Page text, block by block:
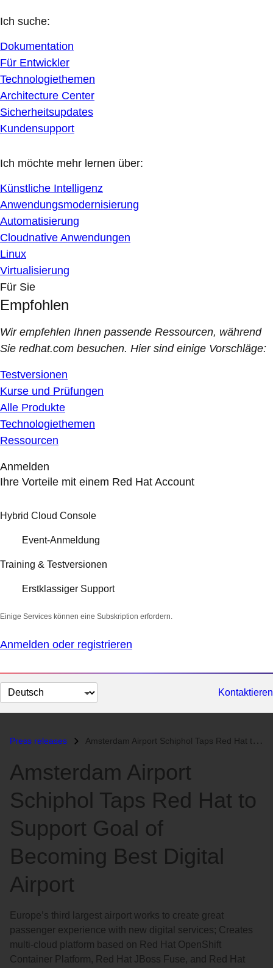
Ich suche:
Dokumentation
Für Entwickler
Technologiethemen
Architecture Center
Sicherheitsupdates
Kundensupport
Ich möchte mehr lernen über:
Künstliche Intelligenz
Anwendungsmodernisierung
Automatisierung
Cloudnative Anwendungen
Linux
Virtualisierung
Für Sie
Empfohlen
Wir empfehlen Ihnen passende Ressourcen, während
Sie redhat.com besuchen. Hier sind einige Vorschläge:
Testversionen
Kurse und Prüfungen
Alle Produkte
Technologiethemen
Ressourcen
Anmelden
Ihre Vorteile mit einem Red Hat Account
Hybrid Cloud Console
Event-Anmeldung
Training & Testversionen
Erstklassiger Support
Einige Services können eine Subskription erfordern.
Anmelden oder registrieren
Sprache
auswählen
Kontaktieren
Press releases Amsterdam Airport Schiphol Taps Red Hat to Support Goal of Becoming Be...
Amsterdam Airport
Schiphol Taps Red Hat to
Support Goal of
Becoming Best Digital
Airport
Europe’s third largest airport works to create great
passenger experience with new digital services; Creates
multi-cloud platform based on Red Hat OpenShift
Container Platform, Red Hat JBoss Fuse, and Red Hat